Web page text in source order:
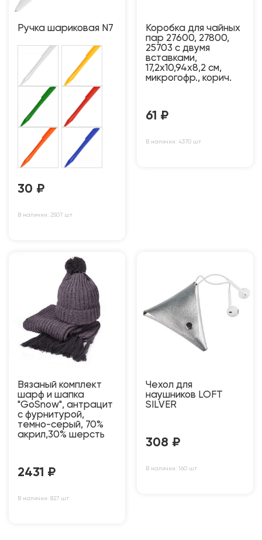
Ручка шариковая N7
30 ₽
В наличии: 2507 шт
Коробка для чайных
пар 27600, 27800,
25703 с двумя
вставками,
17,2х10,94х8,2 см,
микрогофр., корич.
61 ₽
В наличии: 4370 шт
Вязаный комплект
шарф и шапка
"GoSnow", антрацит
c фурнитурой,
темно-серый, 70%
акрил,30% шерсть
2431 ₽
В наличии: 827 шт
Чехол для
наушников LOFT
SILVER
308 ₽
В наличии: 160 шт